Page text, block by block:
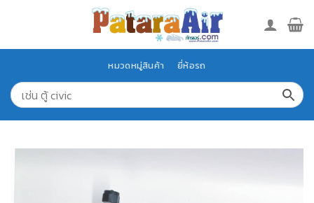
หมวดหมู่สินค้า ยี่ห้อรถ